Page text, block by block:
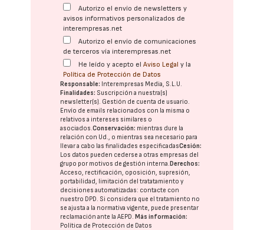
Autorizo el envío de newsletters y
avisos informativos personalizados de
interempresas.net
Autorizo el envío de comunicaciones
de terceros vía interempresas.net
He leído y acepto elAviso Legal y la
Política de Protección de Datos
Responsable: Interempresas Media, S.L.U.
Finalidades: Suscripción a nuestra(s)
newsletter(s). Gestión de cuenta de usuario.
Envío de emails relacionados con la misma o
relativos a intereses similares o
asociados.Conservación: mientras dure la
relación con Ud., o mientras sea necesario para
llevar a cabo las finalidades especificadasCesión:
Los datos pueden cederse a otras empresas del
grupo por motivos de gestión interna.Derechos:
Acceso, rectificación, oposición, supresión,
portabilidad, limitación del tratatamiento y
decisiones automatizadas: contacte con
nuestro DPD. Si considera que el tratamiento no
se ajusta a la normativa vigente, puede presentar
reclamación ante laAEPD.Más información:
Política de Protección de Datos